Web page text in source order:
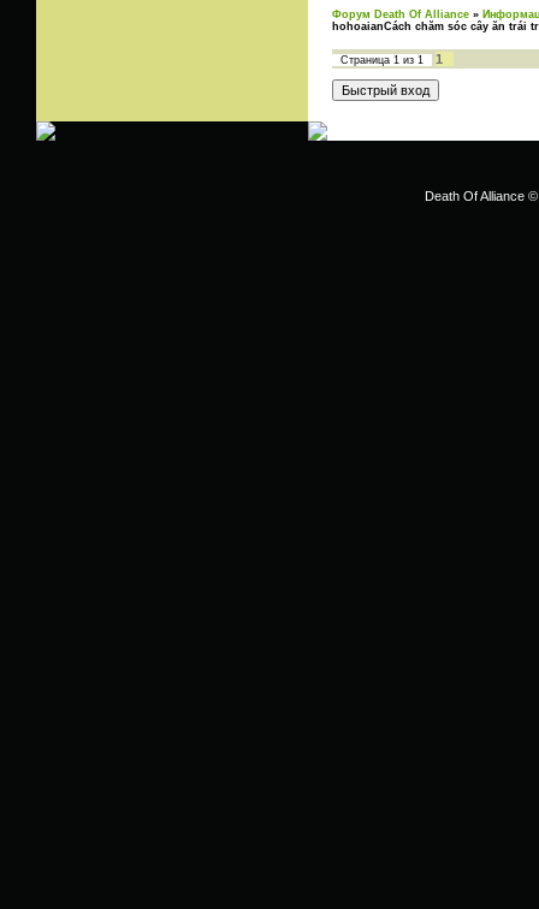
Форум Death Of Alliance »
hohoaianCách chăm sóc cây ăn trái
Страница 1 из 1 1
Death Of Alliance